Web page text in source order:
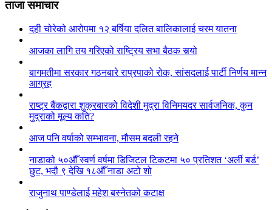
ताजा समाचार
दही चोरेको आरोपमा १२ बर्षिया दलित बालिकालाई चरम यातना
आजका लागि तय गरिएको राष्ट्रिय सभा बैठक सर्‍यो
बागमतीमा सरकार गठनबारे राप्रपाको रोक, सांसदलाई पार्टी निर्णय मान्न
आग्रह
राष्ट्र बैंकद्वारा शुक्रबारको विदेशी मुद्रा विनिमयदर सार्वजनिक, कुन
मुद्राको मूल्य कति?
आज पनि वर्षाको सम्भावना, मौसम बदली रहने
नाडाको ५०औँ स्वर्ण वर्षमा डिजिटल टिकटमा ५० प्रतिशत ‘अर्ली बर्ड’
छुट, भदौ ९ देखि १८औँ नाडा अटो शो
राजुनाथ पाण्डेलाई महेश बस्नेतको कटाक्ष